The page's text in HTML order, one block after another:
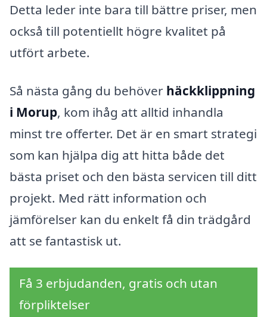
Detta leder inte bara till bättre priser, men
också till potentiellt högre kvalitet på
utfört arbete.
Så nästa gång du behöver häckklippning
i Morup, kom ihåg att alltid inhandla
minst tre offerter. Det är en smart strategi
som kan hjälpa dig att hitta både det
bästa priset och den bästa servicen till ditt
projekt. Med rätt information och
jämförelser kan du enkelt få din trädgård
att se fantastisk ut.
Få 3 erbjudanden, gratis och utan
förpliktelser